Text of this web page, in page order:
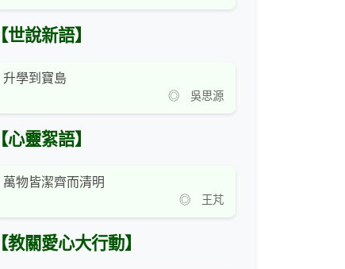
【世說新語】
升學到寶島
◎ 吳思源
【心靈絮語】
萬物皆潔齊而清明
◎ 王芃
【教關愛心大行動】